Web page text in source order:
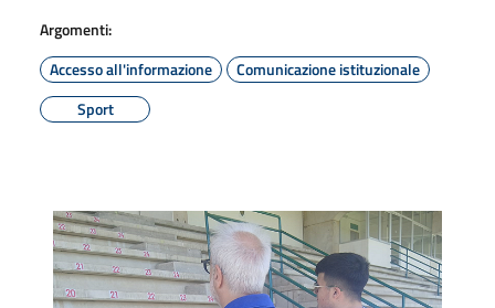
Argomenti:
Accesso all'informazione
Comunicazione istituzionale
Sport